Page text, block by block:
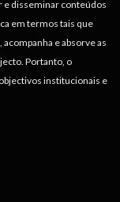
e disseminar conteúdos
em termos tais que
e absorve as
Portanto, o
institucionais e